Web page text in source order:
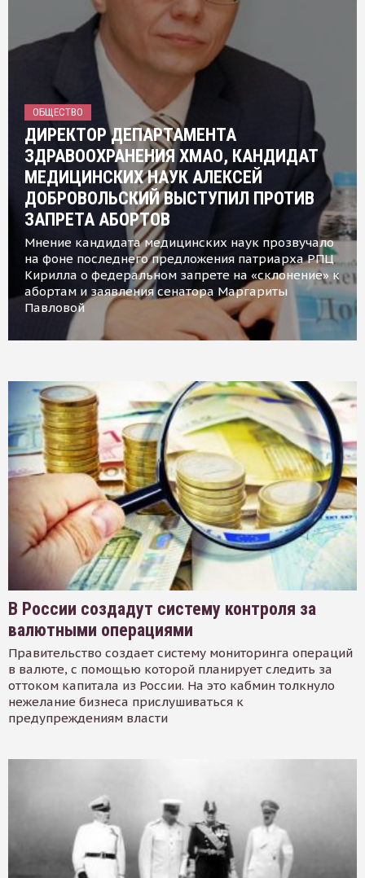
ОБЩЕСТВО
ДИРЕКТОР ДЕПАРТАМЕНТА
ЗДРАВООХРАНЕНИЯ ХМАО, КАНДИДАТ
МЕДИЦИНСКИХ НАУК АЛЕКСЕЙ
ДОБРОВОЛЬСКИЙ ВЫСТУПИЛ ПРОТИВ
ЗАПРЕТА АБОРТОВ
Мнение кандидата медицинских наук прозвучало
на фоне последнего предложения патриарха РПЦ
Кирилла о федеральном запрете на «склонение» к
абортам и заявления сенатора Маргариты
Павловой
В России создадут систему контроля за
валютными операциями
Правительство создает систему мониторинга операций
в валюте, с помощью которой планирует следить за
оттоком капитала из России. На это кабмин толкнуло
нежелание бизнеса прислушиваться к
предупреждениям власти